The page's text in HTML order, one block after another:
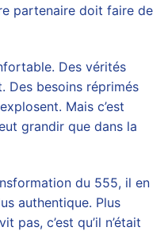
partenaire doit faire de
Des vérités
Des besoins réprimés
Mais c’est
grandir que dans la
du 555, il en
authentique. Plus
pas, c’est qu’il n’était